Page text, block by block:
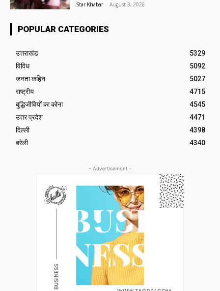
Star Khabar - August 3, 2026
POPULAR CATEGORIES
उत्तराखंड
5329
विविध
5092
जनता कहिन
5027
राष्ट्रीय
4715
बुद्धिजीवियों का कोना
4545
उत्तर प्रदेश
4471
दिल्ली
4398
बरेली
4340
- Advertisement -